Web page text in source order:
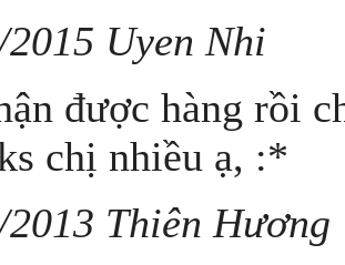
Uyen Nhi
được hàng rồi
chị nhiều ạ, :*
Thiên Hương